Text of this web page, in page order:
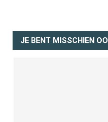
JE BENT MISSCHIEN